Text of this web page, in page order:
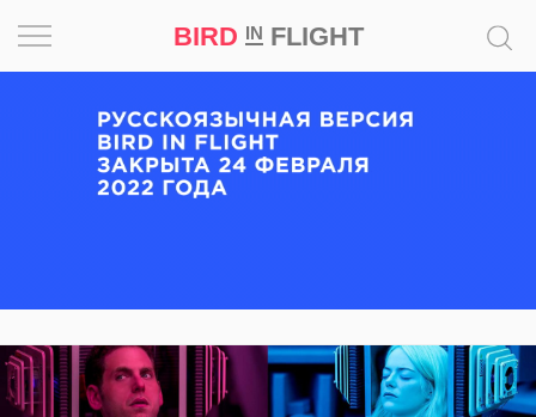
BIRD INFLIGHT